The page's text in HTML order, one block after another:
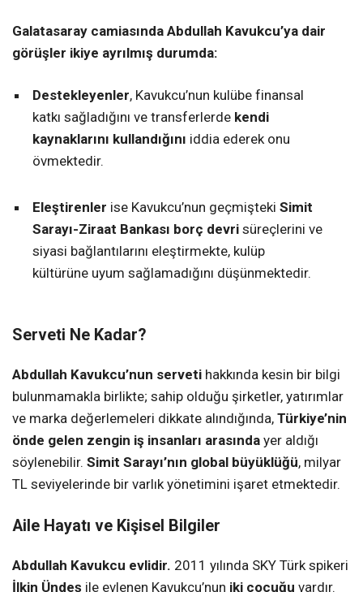
Galatasaray camiasında Abdullah Kavukcu’ya dair
görüşler ikiye ayrılmış durumda:
Destekleyenler, Kavukcu’nun kulübe finansal
katkı sağladığını ve transferlerde kendi
kaynaklarını kullandığını iddia ederek onu
övmektedir.
Eleştirenler ise Kavukcu’nun geçmişteki Simit
Sarayı-Ziraat Bankası borç devri süreçlerini ve
siyasi bağlantılarını eleştirmekte, kulüp
kültürüne uyum sağlamadığını düşünmektedir.
Serveti Ne Kadar?
Abdullah Kavukcu’nun serveti hakkında kesin bir bilgi
bulunmamakla birlikte; sahip olduğu şirketler, yatırımlar
ve marka değerlemeleri dikkate alındığında, Türkiye’nin
önde gelen zengin iş insanları arasında yer aldığı
söylenebilir. Simit Sarayı’nın global büyüklüğü, milyar
TL seviyelerinde bir varlık yönetimini işaret etmektedir.
Aile Hayatı ve Kişisel Bilgiler
Abdullah Kavukcu evlidir. 2011 yılında SKY Türk spikeri
İlkin Ündeş ile evlenen Kavukcu’nun iki çocuğu vardır.